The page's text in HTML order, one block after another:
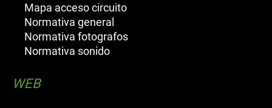
Mapa acceso circuito
Normativa general
Normativa fotografos
Normativa sonido
WEB